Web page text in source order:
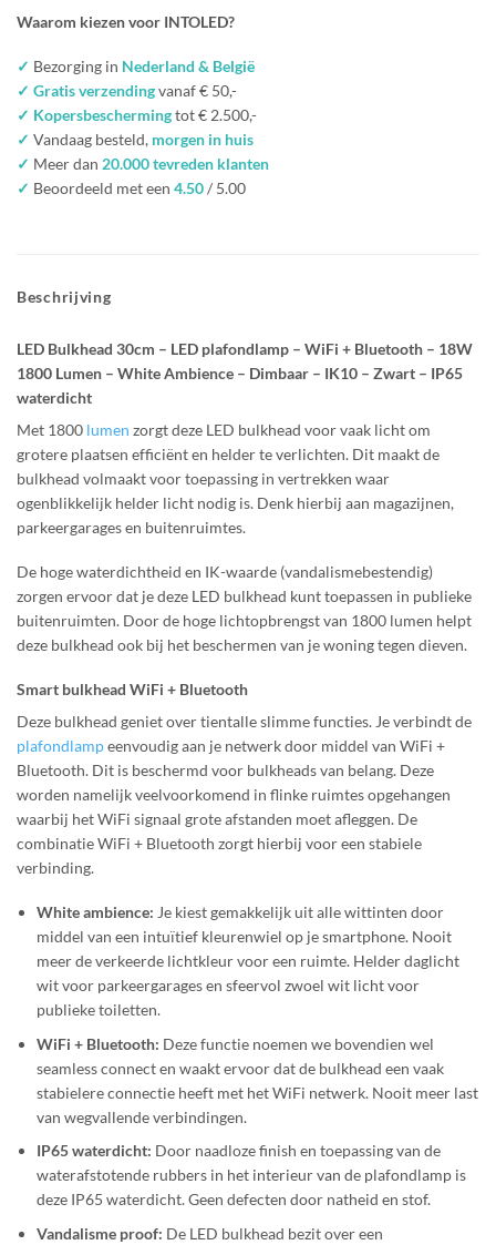
Waarom kiezen voor INTOLED?
✓ Bezorging in Nederland & België
✓ Gratis verzendingvanaf € 50,-
✓ Kopersbeschermingtot € 2.500,-
✓ Vandaag besteld, morgen in huis
✓ Meer dan 20.000 tevreden klanten
✓ Beoordeeld met een 4.50/ 5.00
Beschrijving
LED Bulkhead 30cm – LED plafondlamp – WiFi + Bluetooth – 18W
1800 Lumen – White Ambience – Dimbaar – IK10 – Zwart – IP65
waterdicht
Met 1800 lumen zorgt deze LED bulkhead voor vaak licht om
grotere plaatsen efficiënt en helder te verlichten. Dit maakt de
bulkhead volmaakt voor toepassing in vertrekken waar
ogenblikkelijk helder licht nodig is. Denk hierbij aan magazijnen,
parkeergarages en buitenruimtes.
De hoge waterdichtheid en IK-waarde (vandalismebestendig)
zorgen ervoor dat je deze LED bulkhead kunt toepassen in publieke
buitenruimten. Door de hoge lichtopbrengst van 1800 lumen helpt
deze bulkhead ook bij het beschermen van je woning tegen dieven.
Smart bulkhead WiFi + Bluetooth
Deze bulkhead geniet over tientalle slimme functies. Je verbindt de
plafondlampeenvoudig aan je netwerk door middel van WiFi +
Bluetooth. Dit is beschermd voor bulkheads van belang. Deze
worden namelijk veelvoorkomend in flinke ruimtes opgehangen
waarbij het WiFi signaal grote afstanden moet afleggen. De
combinatie WiFi + Bluetooth zorgt hierbij voor een stabiele
verbinding.
White ambience:Je kiest gemakkelijk uit alle wittinten door
middel van een intuïtief kleurenwiel op je smartphone. Nooit
meer de verkeerde lichtkleur voor een ruimte. Helder daglicht
wit voor parkeergarages en sfeervol zwoel wit licht voor
publieke toiletten.
WiFi + Bluetooth: Deze functie noemen we bovendien wel
seamless connect en waakt ervoor dat de bulkhead een vaak
stabielere connectie heeft met het WiFi netwerk. Nooit meer last
van wegvallende verbindingen.
IP65 waterdicht: Door naadloze finish en toepassing van de
waterafstotende rubbers in het interieur van de plafondlamp is
deze IP65 waterdicht. Geen defecten door natheid en stof.
Vandalisme proof: De LED bulkhead bezit over een